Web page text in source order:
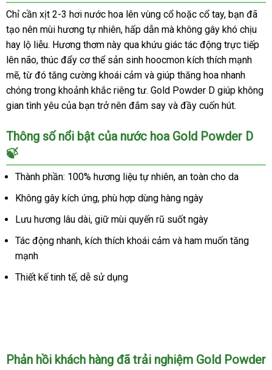
Powder
D
kích
thích
nam
tăng
ham
muốn
Chỉ cần xịt 2-3 hơi nước hoa lên vùng cổ hoặc cổ tay, bạn đã
tạo nên mùi hương tự nhiên, hấp dẫn mà không gây khó chịu
hay lộ liễu. Hương thơm này qua khứu giác tác động trực tiếp
lên não, thúc đẩy cơ thể sản sinh hoocmon kích thích mạnh
mẽ, từ đó tăng cường khoái cảm và giúp thăng hoa nhanh
chóng trong khoảnh khắc riêng tư. Gold Powder D giúp không
gian tình yêu của bạn trở nên đắm say và đầy cuốn hút.
Thông số nổi bật của nước hoa Gold Powder D
🍃
Thành phần: 100% hương liệu tự nhiên, an toàn cho da
Không gây kích ứng, phù hợp dùng hàng ngày
Lưu hương lâu dài, giữ mùi quyến rũ suốt ngày
Tác động nhanh, kích thích khoái cảm và ham muốn tăng
mạnh
Thiết kế tinh tế, dễ sử dụng
Phản hồi khách hàng đã trải nghiệm Gold Powder